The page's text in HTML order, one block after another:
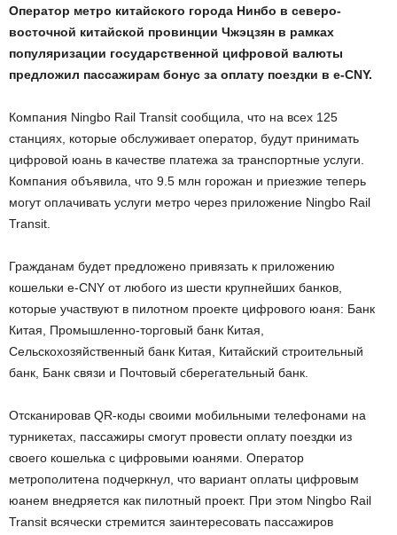
Оператор метро китайского города Нинбо в северо-
восточной китайской провинции Чжэцзян в рамках
популяризации государственной цифровой валюты
предложил пассажирам бонус за оплату поездки в e-CNY.
Компания Ningbo Rail Transit сообщила, что на всех 125
станциях, которые обслуживает оператор, будут принимать
цифровой юань в качестве платежа за транспортные услуги.
Компания объявила, что 9.5 млн горожан и приезжие теперь
могут оплачивать услуги метро через приложение Ningbo Rail
Transit.
Гражданам будет предложено привязать к приложению
кошельки e-CNY от любого из шести крупнейших банков,
которые участвуют в пилотном проекте цифрового юаня: Банк
Китая, Промышленно-торговый банк Китая,
Сельскохозяйственный банк Китая, Китайский строительный
банк, Банк связи и Почтовый сберегательный банк.
Отсканировав QR-коды своими мобильными телефонами на
турникетах, пассажиры смогут провести оплату поездки из
своего кошелька с цифровыми юанями. Оператор
метрополитена подчеркнул, что вариант оплаты цифровым
юанем внедряется как пилотный проект. При этом Ningbo Rail
Transit всячески стремится заинтересовать пассажиров